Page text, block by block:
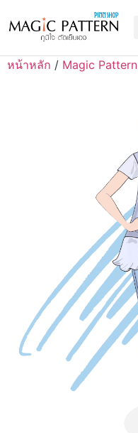
หน้าหลัก / Magic Pattern